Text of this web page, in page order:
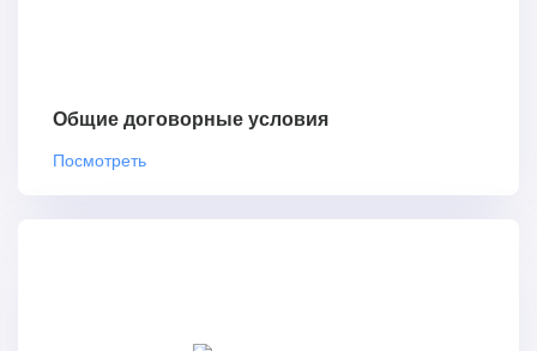
Общие договорные условия
Посмотреть